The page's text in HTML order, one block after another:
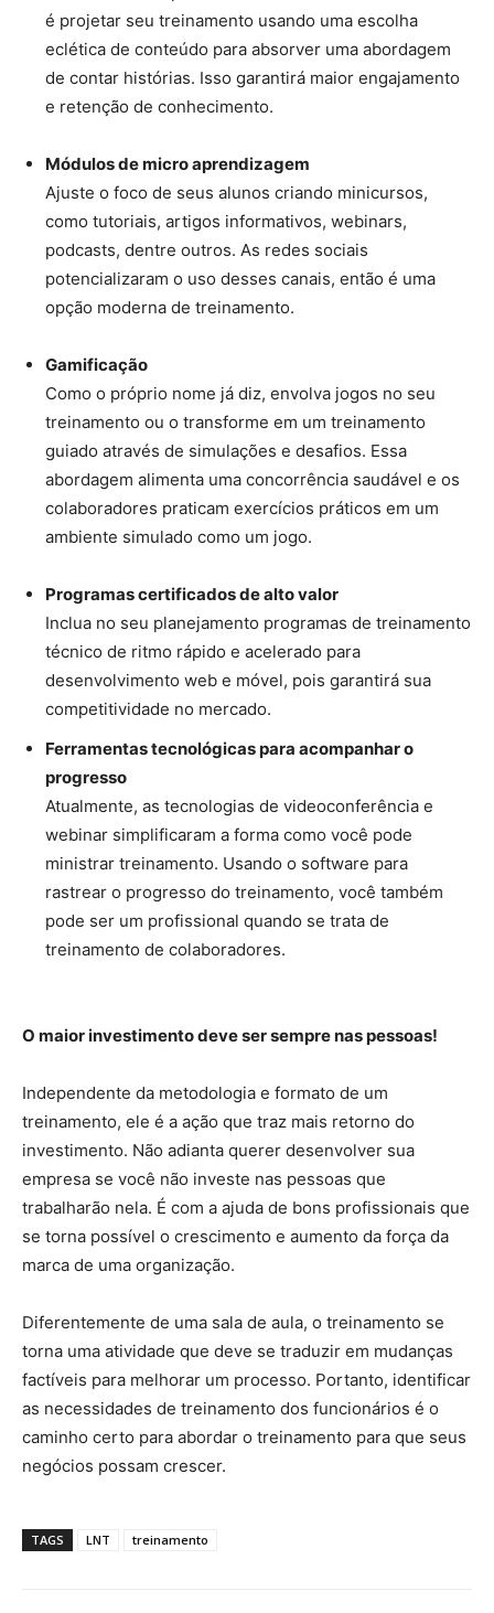
é projetar seu treinamento usando uma escolha
eclética de conteúdo para absorver uma abordagem
de contar histórias. Isso garantirá maior engajamento
e retenção de conhecimento.
Módulos de micro aprendizagem
Ajuste o foco de seus alunos criando minicursos,
como tutoriais, artigos informativos, webinars,
podcasts, dentre outros. As redes sociais
potencializaram o uso desses canais, então é uma
opção moderna de treinamento.
Gamificação
Como o próprio nome já diz, envolva jogos no seu
treinamento ou o transforme em um treinamento
guiado através de simulações e desafios. Essa
abordagem alimenta uma concorrência saudável e os
colaboradores praticam exercícios práticos em um
ambiente simulado como um jogo.
Programas certificados de alto valor
Inclua no seu planejamento programas de treinamento
técnico de ritmo rápido e acelerado para
desenvolvimento web e móvel, pois garantirá sua
competitividade no mercado.
Ferramentas tecnológicas para acompanhar o
progresso
Atualmente, as tecnologias de videoconferência e
webinar simplificaram a forma como você pode
ministrar treinamento. Usando o software para
rastrear o progresso do treinamento, você também
pode ser um profissional quando se trata de
treinamento de colaboradores.
O maior investimento deve ser sempre nas pessoas!
Independente da metodologia e formato de um
treinamento, ele é a ação que traz mais retorno do
investimento. Não adianta querer desenvolver sua
empresa se você não investe nas pessoas que
trabalharão nela. É com a ajuda de bons profissionais que
se torna possível o crescimento e aumento da força da
marca de uma organização.
Diferentemente de uma sala de aula, o treinamento se
torna uma atividade que deve se traduzir em mudanças
factíveis ​​para melhorar um processo. Portanto, identificar
as necessidades de treinamento dos funcionários é o
caminho certo para abordar o treinamento para que seus
negócios possam crescer.
TAGS LNT treinamento